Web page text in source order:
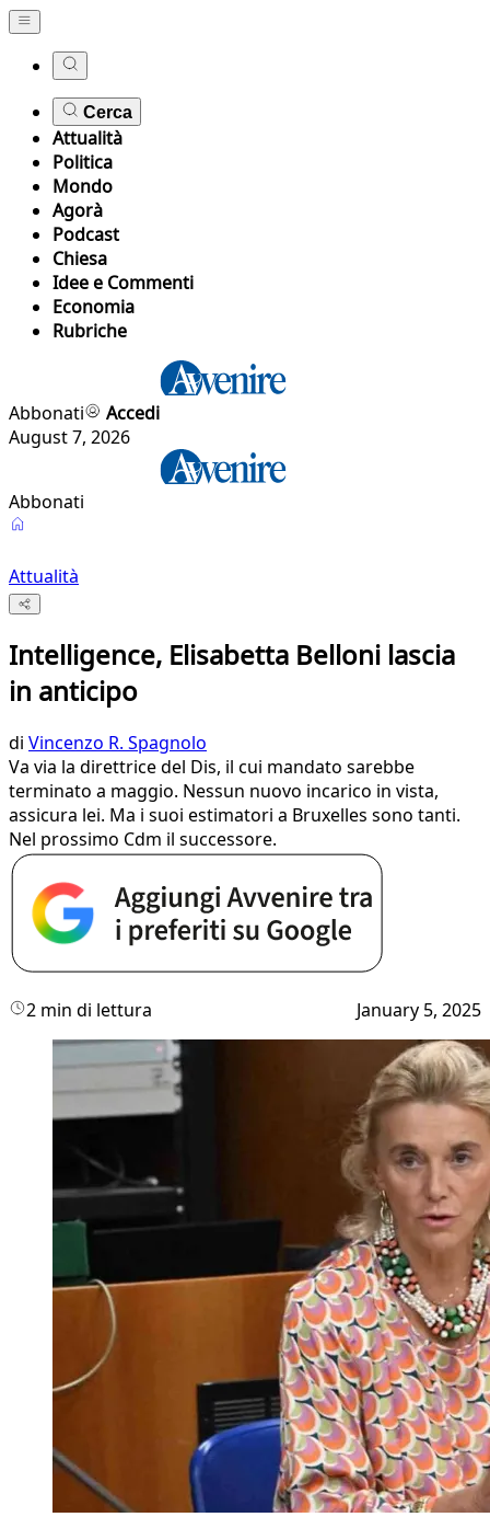
Cerca
Attualità
Politica
Mondo
Agorà
Podcast
Chiesa
Idee e Commenti
Economia
Rubriche
Abbonati
Accedi
August 7, 2026
Abbonati
Attualità
Intelligence, Elisabetta Belloni lascia
in anticipo
di Vincenzo R. Spagnolo
Va via la direttrice del Dis, il cui mandato sarebbe
terminato a maggio. Nessun nuovo incarico in vista,
assicura lei. Ma i suoi estimatori a Bruxelles sono tanti.
Nel prossimo Cdm il successore.
2 min di lettura January 5, 2025